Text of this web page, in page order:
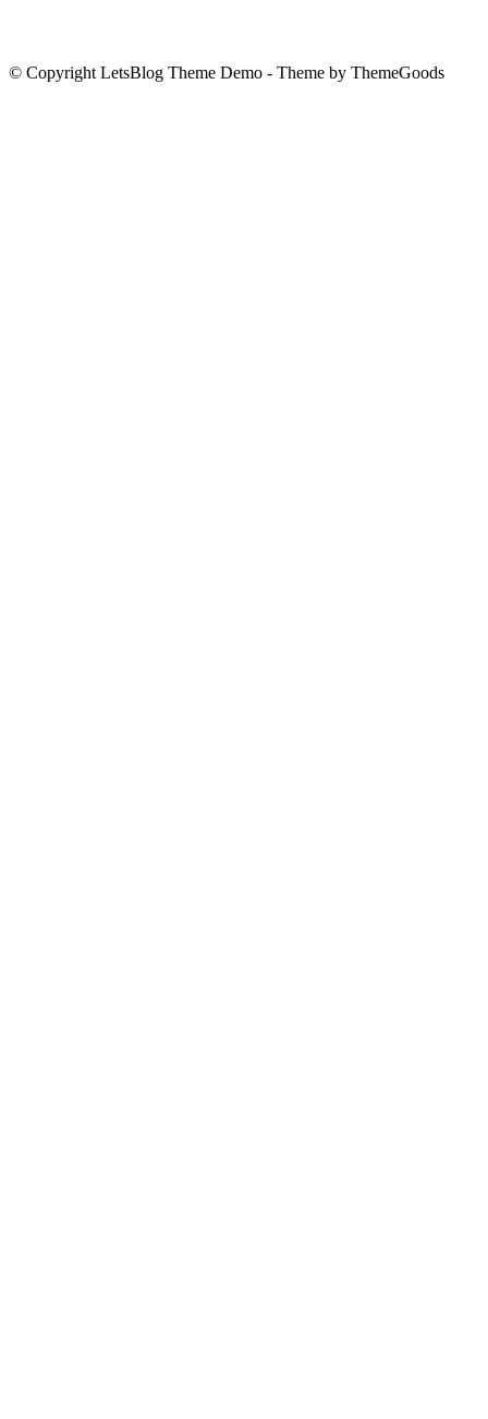
© Copyright LetsBlog Theme Demo - Theme by ThemeGoods